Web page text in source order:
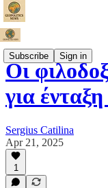
Subscribe Sign in
Οι
για
Sergius Catilina
Apr 21, 2025
1